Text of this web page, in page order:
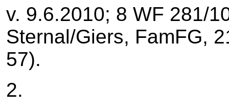
v. 9.6.2010; 8 WF 281/
Sternal/Giers, FamFG,
57).
2.